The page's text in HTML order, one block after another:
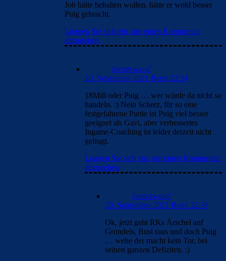
Job hätte behalten wollen, hätte er wohl besser
Puig gebracht.
Loggen Sie sich ein, um einen Kommentar
abzugeben
bretterwand
20. September 2021 Beim 22:34
18Mill oder Puig … wer würde da nicht so
handeln. :) Nein Scherz, für so eine
festgefahrene Partie ist Puig viel besser
geeignet als Gavi, aber verbessertes
Ingame-Coaching ist leider derzeit nicht
gefragt.
Loggen Sie sich ein, um einen Kommentar
abzugeben
bretterwand
20. September 2021 Beim 22:38
Ok, jetzt geht RKs Ärschel auf
Grundeis, Busi raus und doch Puig
… wehe der macht kein Tor, bei
seinen ganzen Defiziten. :)